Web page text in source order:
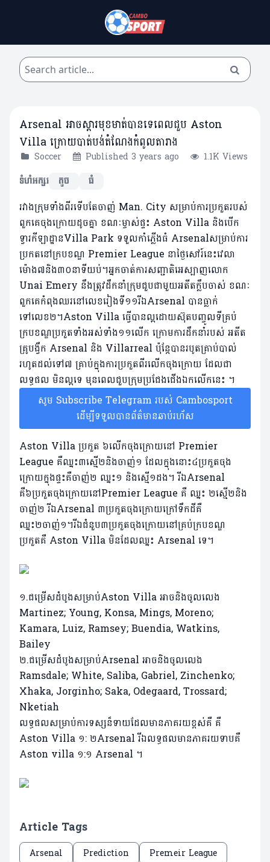
Arsenal អាចស្តារមុខមាត់បានទេពេលជួប Aston
Villa ក្រោយបាត់បង់តំណែងកំពូលតារាង
Soccer Published 3 years ago
1.1K Views
ទំហំអក្សរ
តូច ធំ
រវាងក្រុមទាំងពីរទើបតែចាញ់ Man. City សម្រាប់ការប្រកួតរបស់
ពួកគេចុងក្រោយដូចគ្នា ខណៈម្ចាស់ផ្ទះ Aston Villa និងបើក
ទ្វារកីឡាដ្ឋានVilla Park ទទួលកាំភ្លើងធំ Arsenalសម្រាប់ការ
ប្រកតនៅក្របខណ្ឌ Premier League នាថ្ងៃសៅរ៍នេះវេលា
ម៉ោង៧និង៣០នាទីយប់។អ្នកចាត់ការសញ្ជាតិអេស្បាញលោក
Unai Emery នឹងត្រូវដឹកនាំក្រុមជួបជាមួយអតីតក្លឹបចាស់ ខណៈ
ពួកគេកំពុងឈរនៅលេខរៀងទី១១រីឯArsenal បានធ្លាក់
ទៅលេខ២។Aston Villa ធ្វើបានល្អដោយស៊ុតបញ្ចូលទីគ្រប់
ក្របខណ្ឌប្រកួតទាំងអស់ទាំង១១លើក ក្រោមការដឹកនាំរបស់ អតីត
គ្រូបង្វឹក Arsenal និង Villarreal ប៉ុន្តែបានរបូតគ្រាប់បាល់
រហូតដល់ទៅ៧ គ្រាប់ក្នុងការប្រកួតពីរលើកចុងក្រោយ ដែលជា
លទ្ធផល មិនល្អទេ មុនពេលជួបក្រុមប្រជែងជើងឯកលើកនេះ ។
សូម Subscribe Telegram របស់ Cambosport
ដើម្បីទទួលបានព័ត៌មានឆាប់រហ័ស
Aston Villa ប្រកួត ៦លើកចុងក្រោយនៅ Premier
League គឺឈ្នះ៣ស្មើ២និងចាញ់១ ដែលក្នុងនោះ៤ប្រកួតចុង
ក្រោយក្នុងផ្ទះគឺចាញ់២ ឈ្នះ១ និងស្មើ១ដង។ រីឯArsenal
គឺ៦ប្រកួតចុងក្រោយនៅPremier League គឺ ឈ្នះ ២ស្មើ២និង
ចាញ់២ រីឯArsenal ៣ប្រកួតចុងក្រោយក្រៅទឹកដីគឺ
ឈ្នះ២ចាញ់១។រីឯជំនួប៣ប្រកួតចុងក្រោយនៅគ្រប់ក្របខណ្ឌ
ប្រកួតគឺ Aston Villa មិនដែលឈ្នះ Arsenal ទេ។
១.ជម្រើសដំបូងសម្រាប់Aston Villa អាចនិងចូលលេង
Martinez; Young, Konsa, Mings, Moreno;
Kamara, Luiz, Ramsey; Buendia, Watkins,
Bailey
២.ជម្រើសដំបូងសម្រាប់Arsenal អាចនិងចូលលេង
Ramsdale; White, Saliba, Gabriel, Zinchenko;
Xhaka, Jorginho; Saka, Odegaard, Trossard;
Nketiah
លទ្ធផលសម្រាប់ការទស្សន៏ទាយដែលមានភាគរយខ្ពស់គឺ គឺ
Aston Villa ១: ២Arsenal រីឯលទ្ធផលមានភាគរយទាបគឺ
Aston villa ១:១ Arsenal ។
Article Tags
Arsenal Prediction
Premeir League